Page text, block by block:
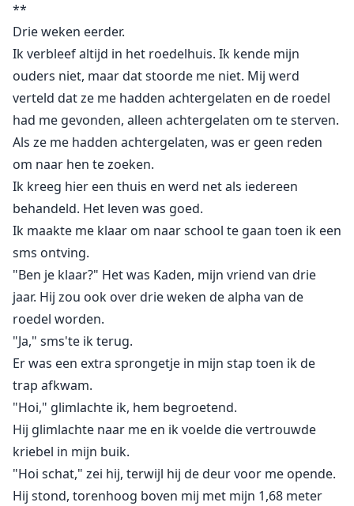
**
Drie weken eerder.
Ik verbleef altijd in het roedelhuis. Ik kende mijn
ouders niet, maar dat stoorde me niet. Mij werd
verteld dat ze me hadden achtergelaten en de roedel
had me gevonden, alleen achtergelaten om te sterven.
Als ze me hadden achtergelaten, was er geen reden
om naar hen te zoeken.
Ik kreeg hier een thuis en werd net als iedereen
behandeld. Het leven was goed.
Ik maakte me klaar om naar school te gaan toen ik een
sms ontving.
"Ben je klaar?" Het was Kaden, mijn vriend van drie
jaar. Hij zou ook over drie weken de alpha van de
roedel worden.
"Ja," sms'te ik terug.
Er was een extra sprongetje in mijn stap toen ik de
trap afkwam.
"Hoi," glimlachte ik, hem begroetend.
Hij glimlachte naar me en ik voelde die vertrouwde
kriebel in mijn buik.
"Hoi schat," zei hij, terwijl hij de deur voor me opende.
Hij stond, torenhoog boven mij met mijn 1,68 meter